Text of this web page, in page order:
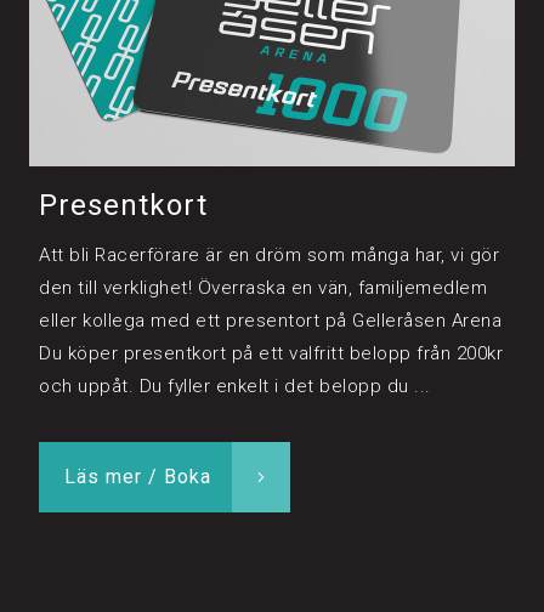
Presentkort
Att bli Racerförare är en dröm som många har, vi gör
den till verklighet! Överraska en vän, familjemedlem
eller kollega med ett presentort på Gelleråsen Arena
Du köper presentkort på ett valfritt belopp från 200kr
och uppåt. Du fyller enkelt i det belopp du ...
Läs mer / Boka